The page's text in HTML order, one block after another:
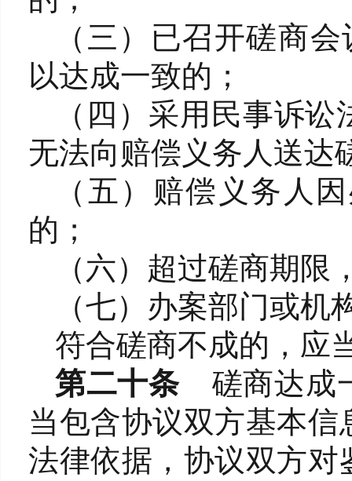
（三）已召开磋商
以达成一致的；
（四）采用民事诉
无法向赔偿义务人送达
（五）赔偿义务人
的；
（六）超过磋商期
（七）办案部门或
符合磋商不成的，应
第二十条
磋商达成
当包含协议双方基本
法律依据，协议双方